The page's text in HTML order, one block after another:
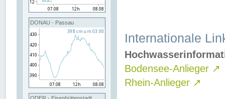
DONAU - Passau
Internationale
Bodensee-Anlieger ↗
Rhein-Anlieger ↗